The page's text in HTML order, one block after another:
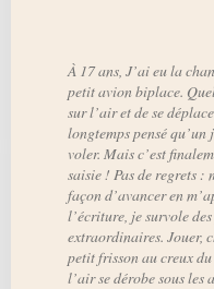
À 17 ans, J’ai eu la
petit avion biplace.
sur l’air et de se
longtemps pensé
voler. Mais c’est
saisie ! Pas de regrets :
façon d’avancer en
l’écriture, je survole
extraordinaires. Jouer,
petit frisson au creux
l’air se dérobe sous